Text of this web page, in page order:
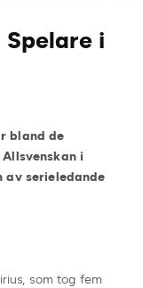
Spelare i
bland de
i
av serieledande
som tog fem